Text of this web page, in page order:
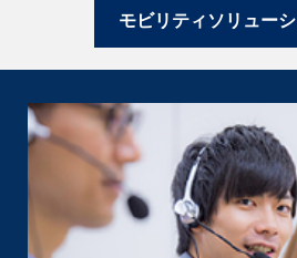
モビリティソリュー